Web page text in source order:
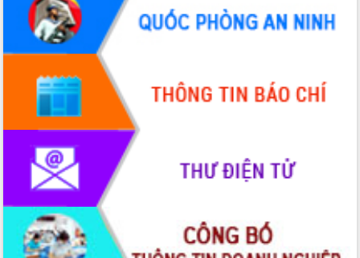
HĐND tỉnh thông qua điều chỉnh Quy
hoạch tỉnh thời kỳ 2021-2030
Hội thảo góp ý hồ sơ điều chỉnh quy
hoạch tỉnh Đắk Lắk thời kỳ 2021-2030,
tầm nhìn đến năm 2050
Nâng cao hiệu quả hoạt động của các
doanh nghiệp nhà nước
Hội nghị triển khai kết nối mạng
truyền số liệu chuyên dùng phục vụ cơ
quan Đảng, Nhà nước
Lễ phát động chuỗi hoạt động chung
tay làm sạch môi trường
Xã Ea Kar bước chuyển mình trong
công tác cải cách hành chính mô hình
mới